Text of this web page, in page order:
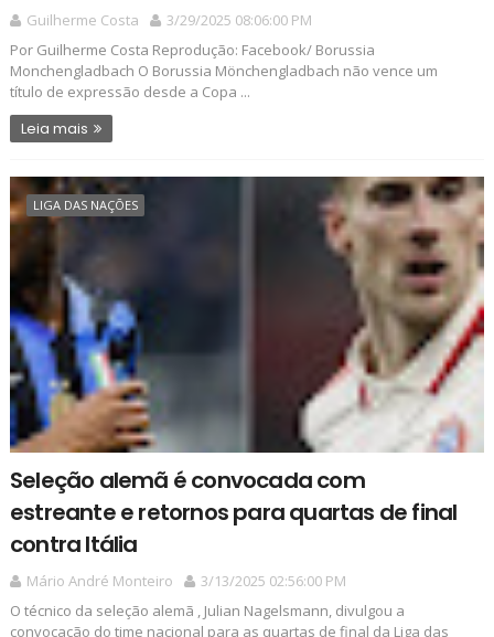
Guilherme Costa
3/29/2025 08:06:00 PM
Por Guilherme Costa Reprodução: Facebook/ Borussia
Monchengladbach O Borussia Mönchengladbach não vence um
título de expressão desde a Copa ...
Leia mais
LIGA DAS NAÇÕES
Seleção alemã é convocada com
estreante e retornos para quartas de final
contra Itália
Mário André Monteiro
3/13/2025 02:56:00 PM
O técnico da seleção alemã , Julian Nagelsmann, divulgou a
convocação do time nacional para as quartas de final da Liga das